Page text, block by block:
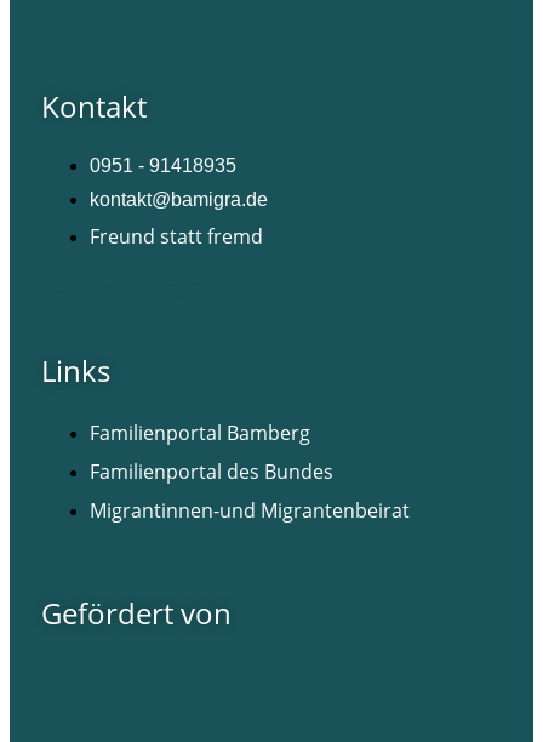
Kontakt
0951 - 91418935
kontakt@bamigra.de
Freund statt fremd
Links
Familienportal Bamberg
Familienportal des Bundes
Migrantinnen-und Migrantenbeirat
Gefördert von